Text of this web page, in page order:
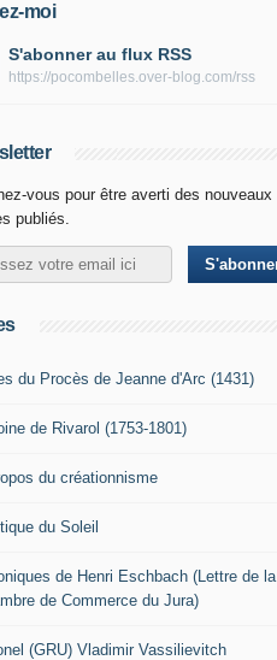
moi
S'abonner au flux RSS
https://pocombelles.over-blog.com/rss
vous pour être averti des nouveaux
publiés.
du Procès de Jeanne d'Arc (1431)
de Rivarol (1753-1801)
du créationnisme
du Soleil
de Henri Eschbach (Lettre de la
de Commerce du Jura)
(GRU) Vladimir Vassilievitch